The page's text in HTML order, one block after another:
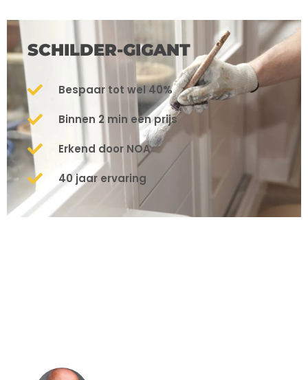
SCHILDER-GIGANT
Bespaar tot wel 40%
Binnen 2 min een prijs
Erkend door NOA
40 jaar ervaring